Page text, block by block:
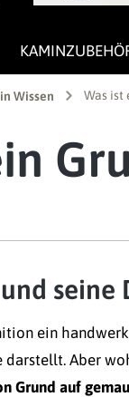
Wissen Was ist
seine
ein
Aber
Grund auf